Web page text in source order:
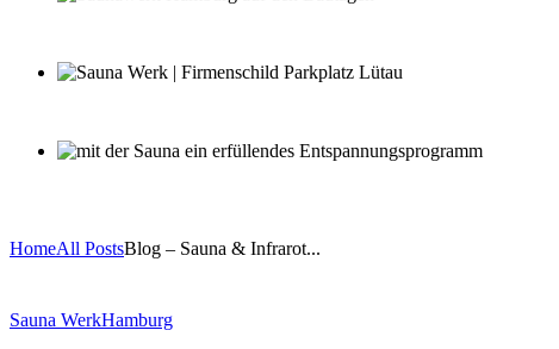
HomeAll PostsBlog – Sauna & Infrarot...
Sauna WerkHamburg